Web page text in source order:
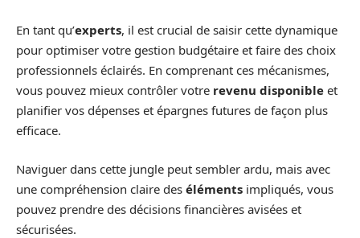
En tant qu’experts, il est crucial de saisir cette dynamique
pour optimiser votre gestion budgétaire et faire des choix
professionnels éclairés. En comprenant ces mécanismes,
vous pouvez mieux contrôler votre revenu disponible et
planifier vos dépenses et épargnes futures de façon plus
efficace.
Naviguer dans cette jungle peut sembler ardu, mais avec
une compréhension claire des éléments impliqués, vous
pouvez prendre des décisions financières avisées et
sécurisées.